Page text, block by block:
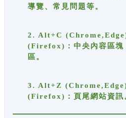
導覽、常見問題等。
2. Alt+C
(Firefox)：中央內容區塊
區。
3. Alt+Z
(Firefox)：頁尾網站資訊